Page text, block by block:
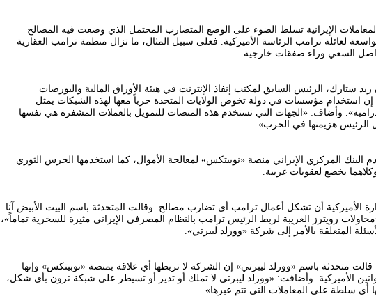
الإيرانية تسلط الضوء على الوضع المتضارب المحتمل الذي وضعت فيه المصالح
لعائلة ترامب الرئاسة الأميركية. فعلى سبيل المثال، ما تزال منظمة ترامب العقارية
السعي وراء صفقات خارجية.
ستارك، الرئيس السابق لمكتب إنفاذ الإنترنت في هيئة الأوراق المالية والبورصات
إن استخدام مؤسسات في دولة تخوض الولايات المتحدة حرباً معها لهذه الشبكات يمثل
وأضاف: «الجهات التي تستخدم هذه المنصات للتمويل بالعملات المشفرة هي نفسها
الرئيس هزيمتها في الحرب».
البنك المركزي الإيراني منصة «نوبيتكس» لمعالجة الأموال، كما استخدمها الحرس الثوري
يخضع لعقوبات غربية.
الأميركية أن تشكل أعمال ترامب أي تضارب مصالح. وقالت المتحدثة باسم البيت الأبيض آنا
رويترز الغريبة لربط الرئيس ترامب بالنظام المصرفي الإيراني مثيرة للسخرية تماماً»،
المتعلقة بالأمر إلى شركة «وورلد ليبرتي».
قالت متحدثة باسم «وورلد ليبرتي» إن الشركة لا تربطها أي علاقة بمنصة «نوبيتكس» وإنها
الأميركية. وأضافت: «وورلد ليبرتي لا تملك أو تدير أو تسيطر على شبكة ترون بأي شكل،
أي سلطة على المعاملات التي تتم عبرها».